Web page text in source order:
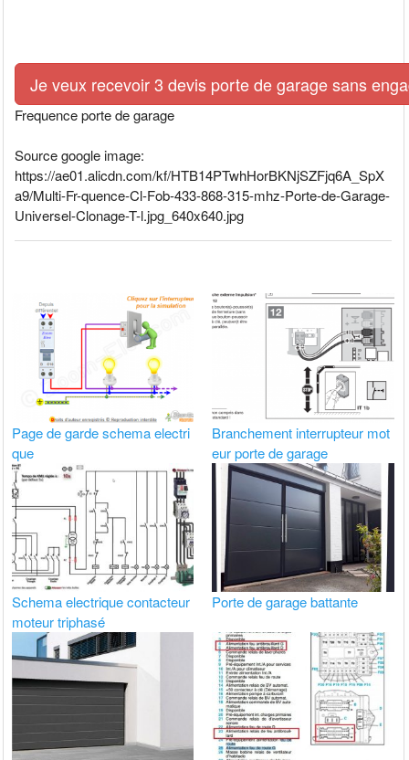
Je veux recevoir 3 devis porte de garage sans
Frequence porte de garage
Source google image:
https://ae01.alicdn.com/kf/HTB14PTwhHorBKNjSZFjq6A_SpX
a9/Multi-Fr-quence-Cl-Fob-433-868-315-mhz-Porte-de-Garage-
Universel-Clonage-T-l.jpg_640x640.jpg
Page de garde schema electri
que
Branchement interrupteur mot
eur porte de garage
Schema electrique contacteur
moteur triphasé
Porte de garage battante